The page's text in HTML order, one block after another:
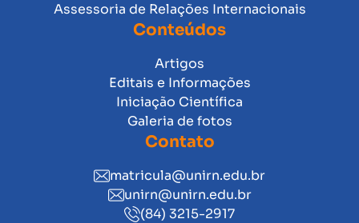
Assessoria de Relações Internacionais
Conteúdos
Artigos
Editais e Informações
Iniciação Científica
Galeria de fotos
Contato
matricula@unirn.edu.br
unirn@unirn.edu.br
(84) 3215-2917